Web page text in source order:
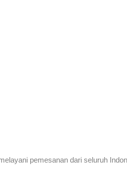
pemesanan dari seluruh